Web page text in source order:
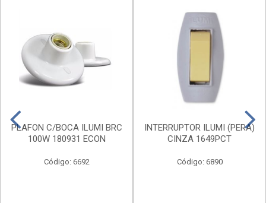
PLAFON C/BOCA ILUMI BRC
100W 180931 ECON
Código: 6692
INTERRUPTOR ILUMI (PERA)
CINZA 1649PCT
Código: 6890